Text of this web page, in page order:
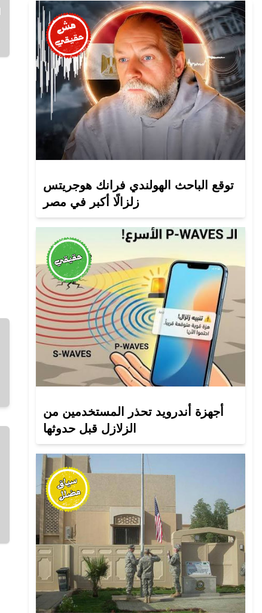
توقع الباحث الهولندي فرانك هوجريتس
زلزالًا أكبر في مصر
أجهزة أندرويد تحذر المستخدمين من
الزلازل قبل حدوثها